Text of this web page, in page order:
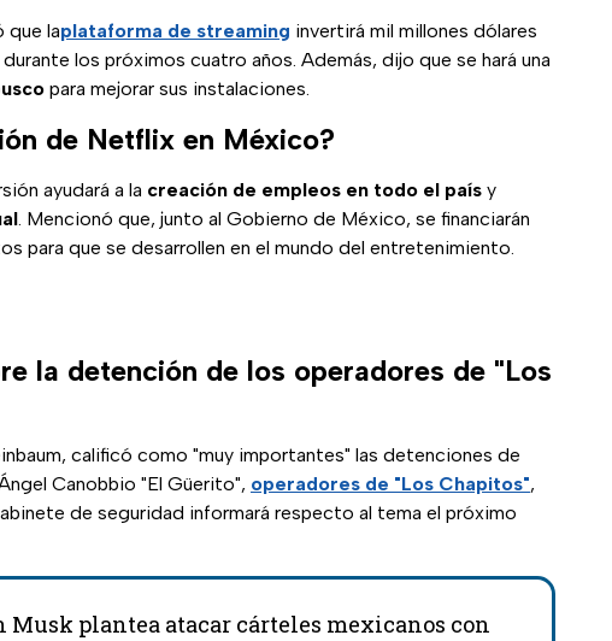
que laplataforma de streaming invertirá mil millones dólares
los próximos cuatro años. Además, dijo que se hará una
para mejorar sus instalaciones.
de Netflix en México?
ayudará a la creación de empleos en todo el país y
. Mencionó que, junto al Gobierno de México, se financiarán
para que se desarrollen en el mundo del entretenimiento.
la detención de los operadores de "Los
calificó como "muy importantes" las detenciones de
Canobbio "El Güerito", operadores de "Los Chapitos",
de seguridad informará respecto al tema el próximo
Musk plantea atacar cárteles mexicanos con